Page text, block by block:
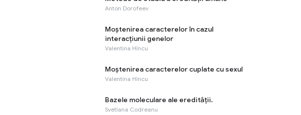
Anton Dorofeev
Moștenirea caracterelor în cazul
interacțiunii genelor
Valentina Hîncu
Moștenirea caracterelor cuplate cu sexul
Valentina Hîncu
Bazele moleculare ale eredității.
Svetlana Codreanu